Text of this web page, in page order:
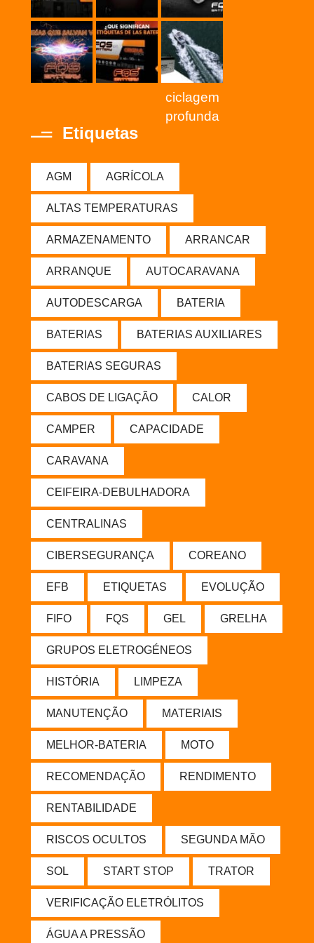
ciclagem
profunda
Etiquetas
AGM AGRÍCOLA
ALTAS TEMPERATURAS
ARMAZENAMENTO ARRANCAR
ARRANQUE AUTOCARAVANA
AUTODESCARGA BATERIA
BATERIAS BATERIAS AUXILIARES
BATERIAS SEGURAS
CABOS DE LIGAÇÃO CALOR
CAMPER CAPACIDADE
CARAVANA
CEIFEIRA-DEBULHADORA
CENTRALINAS
CIBERSEGURANÇA COREANO
EFB ETIQUETAS EVOLUÇÃO
FIFO FQS GEL GRELHA
GRUPOS ELETROGÉNEOS
HISTÓRIA LIMPEZA
MANUTENÇÃO MATERIAIS
MELHOR-BATERIA MOTO
RECOMENDAÇÃO RENDIMENTO
RENTABILIDADE
RISCOS OCULTOS SEGUNDA MÃO
SOL START STOP TRATOR
VERIFICAÇÃO ELETRÓLITOS
ÁGUA A PRESSÃO